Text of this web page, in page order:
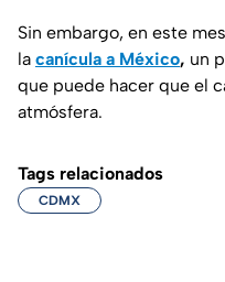
Sin embargo, en este
la canícula a México, un
que puede hacer que el
atmósfera.
Tags relacionados
CDMX